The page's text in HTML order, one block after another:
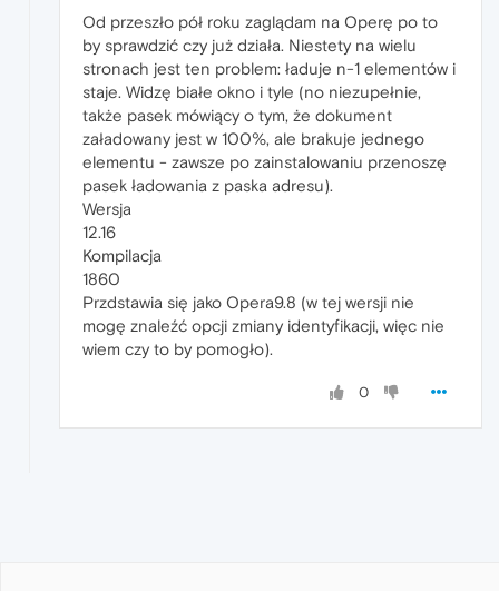
Od przeszło pół roku zaglądam na Operę po to
by sprawdzić czy już działa. Niestety na wielu
stronach jest ten problem: ładuje n-1 elementów i
staje. Widzę białe okno i tyle (no niezupełnie,
także pasek mówiący o tym, że dokument
załadowany jest w 100%, ale brakuje jednego
elementu - zawsze po zainstalowaniu przenoszę
pasek ładowania z paska adresu).
Wersja
12.16
Kompilacja
1860
Przdstawia się jako Opera9.8 (w tej wersji nie
mogę znaleźć opcji zmiany identyfikacji, więc nie
wiem czy to by pomogło).
0